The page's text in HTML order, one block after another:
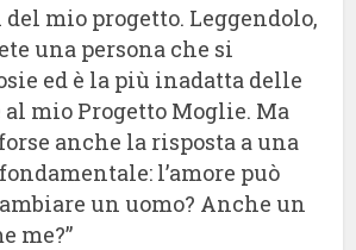
mio progetto. Leggendolo,
una persona che si
ed è la più inadatta delle
mio Progetto Moglie. Ma
anche la risposta a una
l’amore può
un uomo? Anche un
me?”